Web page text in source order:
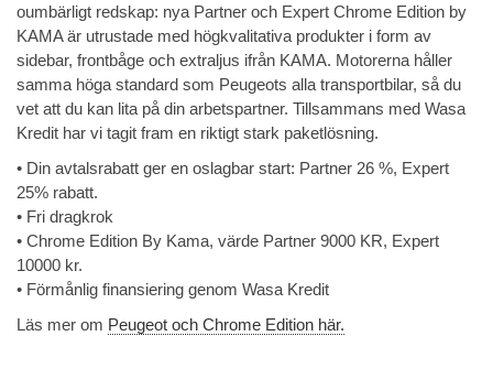
oumbärligt redskap: nya Partner och Expert Chrome Edition by
KAMA är utrustade med högkvalitativa produkter i form av
sidebar, frontbåge och extraljus ifrån KAMA. Motorerna håller
samma höga standard som Peugeots alla transportbilar, så du
vet att du kan lita på din arbetspartner. Tillsammans med Wasa
Kredit har vi tagit fram en riktigt stark paketlösning.
• Din avtalsrabatt ger en oslagbar start: Partner 26 %, Expert
25% rabatt.
• Fri dragkrok
• Chrome Edition By Kama, värde Partner 9000 KR, Expert
10000 kr.
• Förmånlig finansiering genom Wasa Kredit
Läs mer om Peugeot och Chrome Edition här.